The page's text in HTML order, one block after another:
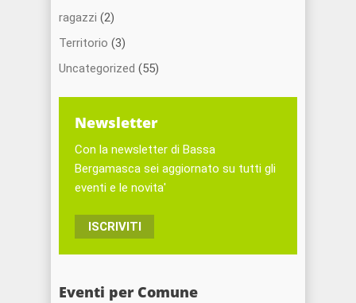
ragazzi (2)
Territorio (3)
Uncategorized (55)
Newsletter
Con la newsletter di Bassa
Bergamasca sei aggiornato su tutti gli
eventi e le novita'
ISCRIVITI
Eventi per Comune